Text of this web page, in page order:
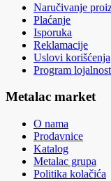
Naručivanje
Plaćanje
Isporuka
Reklamacije
Uslovi korišćenja
Program
Metalac market
O nama
Prodavnice
Katalog
Metalac grupa
Politika kolačića